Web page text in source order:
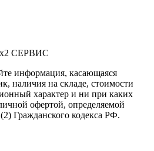
СЕРВИС
информация, касающаяся
наличия на складе, стоимости
характер и ни при каких
офертой, определяемой
(2) Гражданского кодекса РФ.